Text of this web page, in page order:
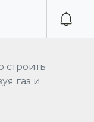
газ и